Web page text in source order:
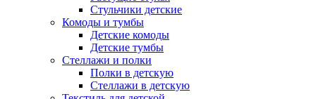
Стульчики детские
Комоды и тумбы
Детские комоды
Детские тумбы
Стеллажи и полки
Полки в детскую
Стеллажи в детскую